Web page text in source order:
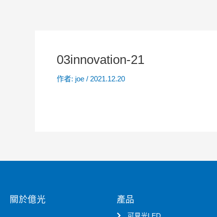
03innovation-21
作者: joe / 2021.12.20
關於億光 產品